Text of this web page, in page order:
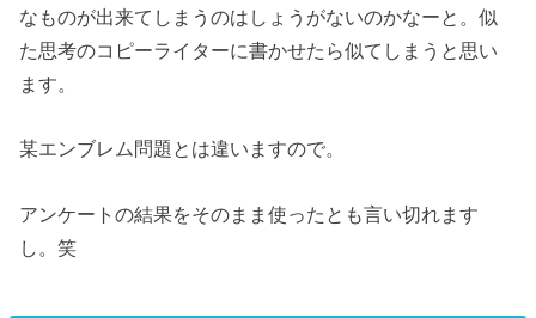
なものが出来てしまうのはしょうがないのかなーと。似
た思考のコピーライターに書かせたら似てしまうと思い
ます。
某エンブレム問題とは違いますので。
アンケートの結果をそのまま使ったとも言い切れます
し。笑